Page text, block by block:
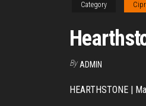
Category
By ADMIN
HEARTHSTONE |